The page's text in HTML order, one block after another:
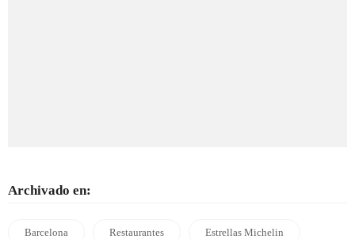
Archivado en:
Barcelona Restaurantes Estrellas Michelin